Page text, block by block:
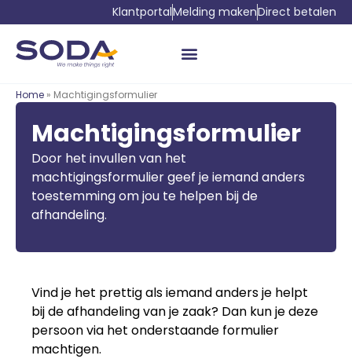
KlantportalMelding makenDirect betalen
Home » Machtigingsformulier
Machtigingsformulier
Door het invullen van het
machtigingsformulier geef je iemand anders
toestemming om jou te helpen bij de
afhandeling.
Vind je het prettig als iemand anders je helpt
bij de afhandeling van je zaak? Dan kun je deze
persoon via het onderstaande formulier
machtigen.